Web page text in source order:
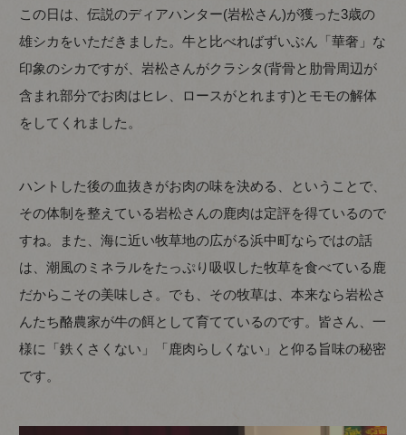
この日は、伝説のディアハンター(岩松さん)が獲った3歳の
雄シカをいただきました。牛と比べればずいぶん「華奢」な
印象のシカですが、岩松さんがクラシタ(背骨と肋骨周辺が
含まれ部分でお肉はヒレ、ロースがとれます)とモモの解体
をしてくれました。
ハントした後の血抜きがお肉の味を決める、ということで、
その体制を整えている岩松さんの鹿肉は定評を得ているので
すね。また、海に近い牧草地の広がる浜中町ならではの話
は、潮風のミネラルをたっぷり吸収した牧草を食べている鹿
だからこその美味しさ。でも、その牧草は、本来なら岩松さ
んたち酪農家が牛の餌として育てているのです。皆さん、一
様に「鉄くさくない」「鹿肉らしくない」と仰る旨味の秘密
です。